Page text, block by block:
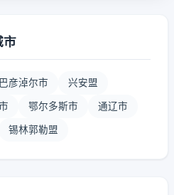
市
巴彦淖尔市 兴安盟
鄂尔多斯市 通辽市
锡林郭勒盟